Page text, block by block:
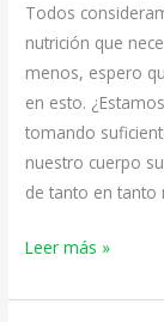
Todos
nutrición que
menos, espero
en esto.
tomando
nuestro cuerpo
de tanto en tanto
vegetales
Leer más »